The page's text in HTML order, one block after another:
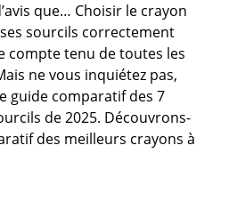
que… Choisir le crayon
sourcils correctement
compte tenu de toutes les
ne vous inquiétez pas,
guide comparatif des 7
de 2025. Découvrons-
des meilleurs crayons à